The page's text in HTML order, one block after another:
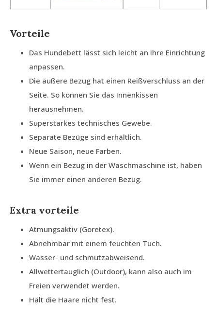
Vorteile
Das Hundebett lässt sich leicht an Ihre Einrichtung
anpassen.
Die äußere Bezug hat einen Reißverschluss an der
Seite. So können Sie das Innenkissen
herausnehmen.
Superstarkes technisches Gewebe.
Separate Bezüge sind erhältlich.
Neue Saison, neue Farben.
Wenn ein Bezug in der Waschmaschine ist, haben
Sie immer einen anderen Bezug.
Extra vorteile
Atmungsaktiv (Goretex).
Abnehmbar mit einem feuchten Tuch.
Wasser- und schmutzabweisend.
Allwettertauglich (Outdoor), kann also auch im
Freien verwendet werden.
Hält die Haare nicht fest.